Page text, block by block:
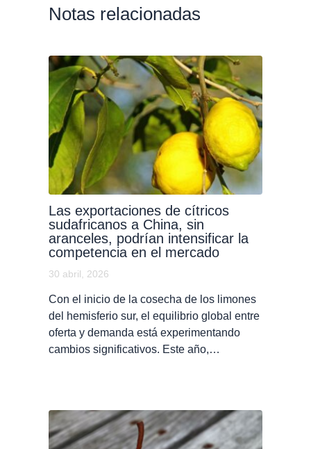
Notas relacionadas
Las exportaciones de cítricos
sudafricanos a China, sin
aranceles, podrían intensificar la
competencia en el mercado
30 abril, 2026
Con el inicio de la cosecha de los limones
del hemisferio sur, el equilibrio global entre
oferta y demanda está experimentando
cambios significativos. Este año,…